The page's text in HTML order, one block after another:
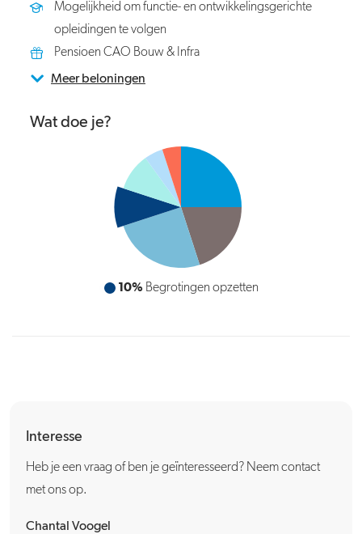
Mogelijkheid om functie- en ontwikkelingsgerichte
opleidingen te volgen
Pensioen CAO Bouw & Infra
Meer beloningen
Wat doe je?
10% Begrotingen opzetten
Interesse
Heb je een vraag of ben je geïnteresseerd? Neem contact
met ons op.
Chantal Voogel